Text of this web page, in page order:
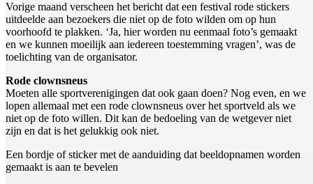
Vorige maand verscheen het bericht dat een festival rode stickers
uitdeelde aan bezoekers die niet op de foto wilden om op hun
voorhoofd te plakken. ‘Ja, hier worden nu eenmaal foto’s gemaakt
en we kunnen moeilijk aan iedereen toestemming vragen’, was de
toelichting van de organisator.
Rode clownsneus
Moeten alle sportverenigingen dat ook gaan doen? Nog even, en we
lopen allemaal met een rode clownsneus over het sportveld als we
niet op de foto willen. Dit kan de bedoeling van de wetgever niet
zijn en dat is het gelukkig ook niet.
Een bordje of sticker met de aanduiding dat beeldopnamen worden
gemaakt is aan te bevelen